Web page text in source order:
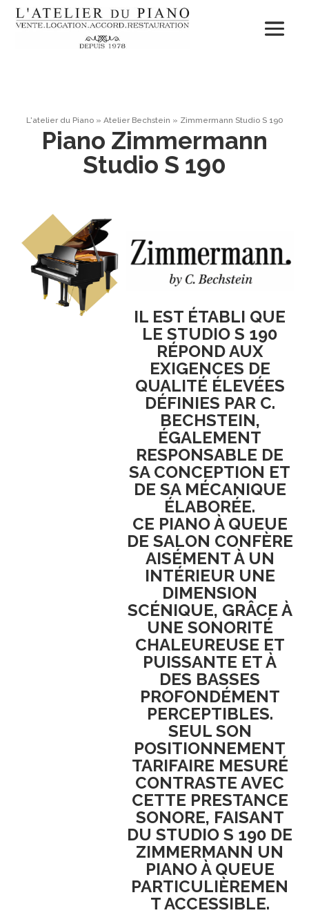
L'atelier du Piano» Atelier Bechstein » Zimmermann Studio S 190
Piano Zimmermann
Studio S 190
IL EST ÉTABLI QUE
LESTUDIO S 190
RÉPOND AUX
EXIGENCES DE
QUALITÉ ÉLEVÉES
DÉFINIES PAR C.
BECHSTEIN,
ÉGALEMENT
RESPONSABLE DE
SA CONCEPTION ET
DE SA MÉCANIQUE
ÉLABORÉE.
CE PIANO À QUEUE
DE SALON CONFÈRE
AISÉMENT À UN
INTÉRIEUR UNE
DIMENSION
SCÉNIQUE, GRÂCE À
UNE SONORITÉ
CHALEUREUSE ET
PUISSANTE ET À
DES BASSES
PROFONDÉMENT
PERCEPTIBLES.
SEUL SON
POSITIONNEMENT
TARIFAIRE MESURÉ
CONTRASTE AVEC
CETTE PRESTANCE
SONORE, FAISANT
DUSTUDIO S 190 DE
ZIMMERMANN UN
PIANO À QUEUE
PARTICULIÈREMEN
T ACCESSIBLE.